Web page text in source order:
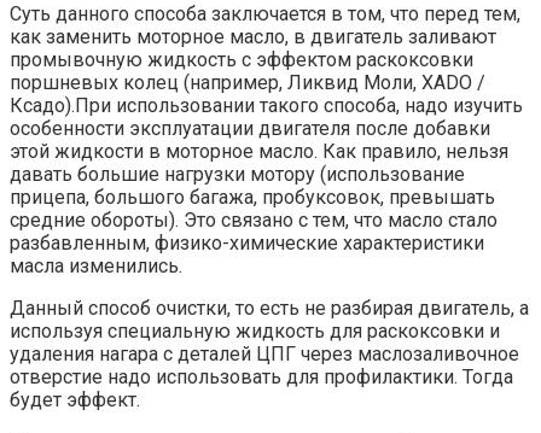
Суть данного способа заключается в том, что перед тем,
как заменить моторное масло, в двигатель заливают
промывочную жидкость с эффектом раскоксовки
поршневых колец (например, Ликвид Моли, XADO /
Ксадо).При использовании такого способа, надо изучить
особенности эксплуатации двигателя после добавки
этой жидкости в моторное масло. Как правило, нельзя
давать большие нагрузки мотору (использование
прицепа, большого багажа, пробуксовок, превышать
средние обороты). Это связано с тем, что масло стало
разбавленным, физико-химические характеристики
масла изменились.
Данный способ очистки, то есть не разбирая двигатель, а
используя специальную жидкость для раскоксовки и
удаления нагара с деталей ЦПГ через маслозаливочное
отверстие надо использовать для профилактики. Тогда
будет эффект.